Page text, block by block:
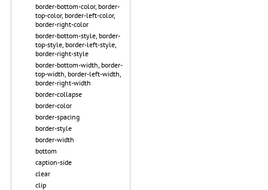
border-bottom-color, border-
top-color, border-left-color,
border-right-color
border-bottom-style, border-
top-style, border-left-style,
border-right-style
border-bottom-width, border-
top-width, border-left-width,
border-right-width
border-collapse
border-color
border-spacing
border-style
border-width
bottom
caption-side
clear
clip